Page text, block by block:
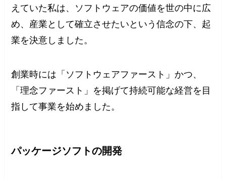
えていた私は、ソフトウェアの価値を世の中に広
め、産業として確立させたいという信念の下、起
業を決意しました。
創業時には「ソフトウェアファースト」かつ、
「理念ファースト」を掲げて持続可能な経営を目
指して事業を始めました。
パッケージソフトの開発